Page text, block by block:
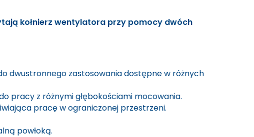
kołnierz wentylatora przy pomocy dwóch
dwustronnego zastosowania dostępne w różnych
pracy z różnymi głębokościami mocowania.
pracę w ograniczonej przestrzeni.
powłoką.